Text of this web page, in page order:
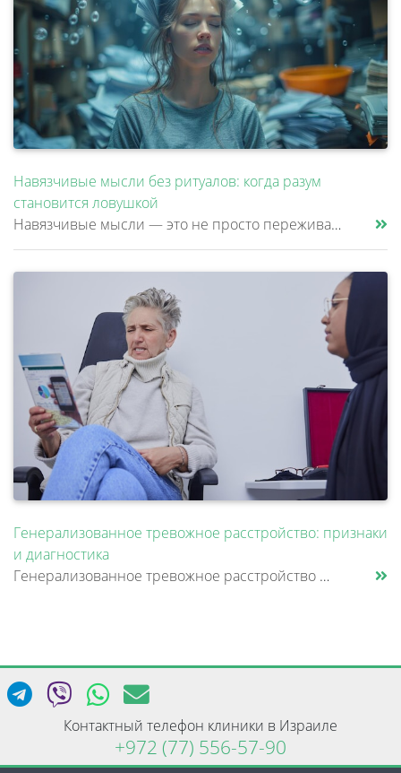
Навязчивые мысли без ритуалов: когда разум
становится ловушкой
Навязчивые мысли — это не просто переживания или тревоги, которые можно «отогнать» от себя. Эти мысли возникают против ж......
Генерализованное тревожное расстройство: признаки
и диагностика
Генерализованное тревожное расстройство — это состояние, при котором человек испытывает постоянное внутреннее напряжение......
Контактный телефон клиники в Израиле
+972 (77) 556-57-90